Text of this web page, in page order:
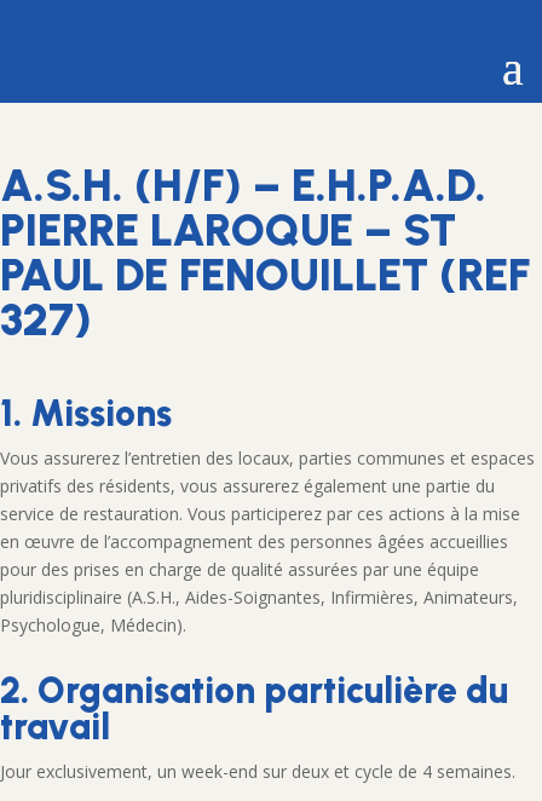
A.S.H. (H/F) – E.H.P.A.D.
PIERRE LAROQUE – ST
PAUL DE FENOUILLET (REF
327)
1. Missions
Vous assurerez l’entretien des locaux, parties communes et espaces
privatifs des résidents, vous assurerez également une partie du
service de restauration. Vous participerez par ces actions à la mise
en œuvre de l’accompagnement des personnes âgées accueillies
pour des prises en charge de qualité assurées par une équipe
pluridisciplinaire (A.S.H., Aides-Soignantes, Infirmières, Animateurs,
Psychologue, Médecin).
2. Organisation particulière du
travail
Jour exclusivement, un week-end sur deux et cycle de 4 semaines.